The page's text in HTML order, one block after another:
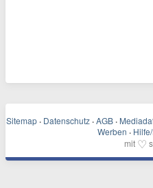
Sitemap · Datenschutz · AGB ·
Werben ·
mit ♡